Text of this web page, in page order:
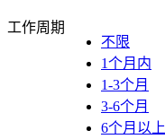
工作周期
不限
1个月内
1-3个月
3-6个月
6个月以上